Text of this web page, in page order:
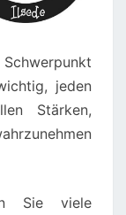
jeden
Stärken,
Sie viele